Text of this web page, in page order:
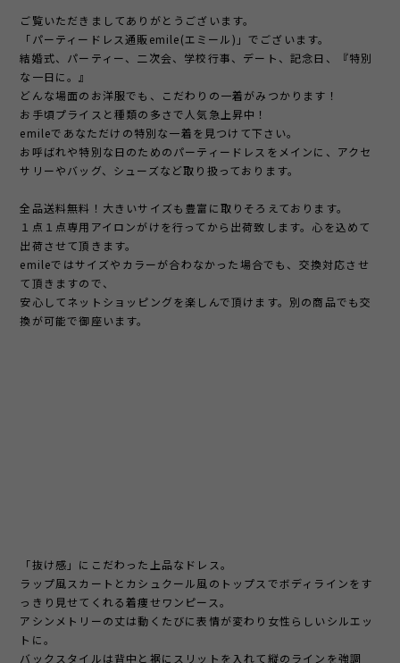
ご覧いただきましてありがとうございます。
「パーティードレス通販emile(エミール)」でございます。
結婚式、パーティー、二次会、学校行事、デート、記念日、『特別
な一日に。』
どんな場面のお洋服でも、こだわりの一着がみつかります！
お手頃プライスと種類の多さで人気急上昇中！
emileであなただけの特別な一着を見つけて下さい。
お呼ばれや特別な日のためのパーティードレスをメインに、アクセ
サリーやバッグ、シューズなど取り扱っております。
全品送料無料！大きいサイズも豊富に取りそろえております。
１点１点専用アイロンがけを行ってから出荷致します。心を込めて
出荷させて頂きます。
emileではサイズやカラーが合わなかった場合でも、交換対応させ
て頂きますので、
安心してネットショッピングを楽しんで頂けます。別の商品でも交
換が可能で御座います。
「抜け感」にこだわった上品なドレス。
ラップ風スカートとカシュクール風のトップスでボディラインをす
っきり見せてくれる着痩せワンピース。
アシンメトリーの丈は動くたびに表情が変わり女性らしいシルエッ
トに。
バックスタイルは背中と裾にスリットを入れて縦のラインを強調